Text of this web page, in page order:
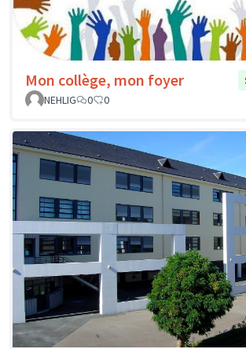
Mon collège, mon foyer
NEHLIG
0 0